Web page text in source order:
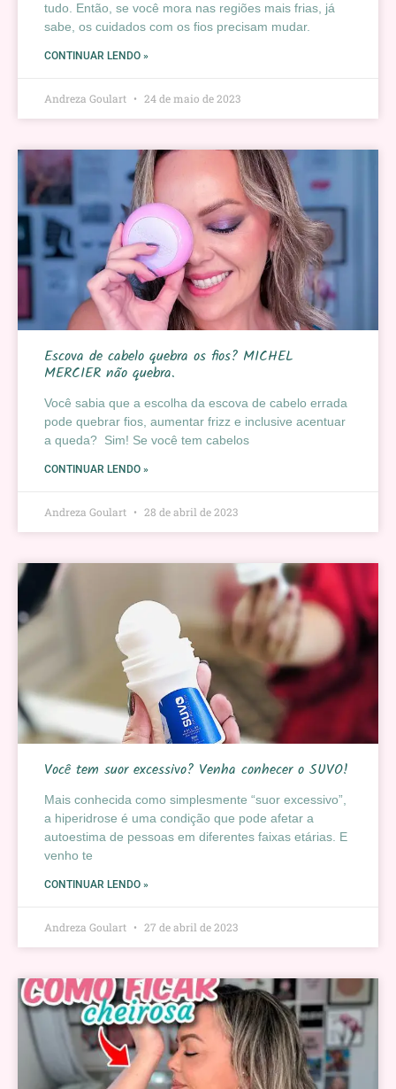
tudo. Então, se você mora nas regiões mais frias, já
sabe, os cuidados com os fios precisam mudar.
CONTINUAR LENDO »
Andreza Goulart 24 de maio de 2023
Escova de cabelo quebra os fios? MICHEL
MERCIER não quebra.
Você sabia que a escolha da escova de cabelo errada
pode quebrar fios, aumentar frizz e inclusive acentuar
a queda? Sim! Se você tem cabelos
CONTINUAR LENDO »
Andreza Goulart 28 de abril de 2023
Você tem suor excessivo? Venha conhecer o SUVO!
Mais conhecida como simplesmente “suor excessivo”,
a hiperidrose é uma condição que pode afetar a
autoestima de pessoas em diferentes faixas etárias. E
venho te
CONTINUAR LENDO »
Andreza Goulart 27 de abril de 2023